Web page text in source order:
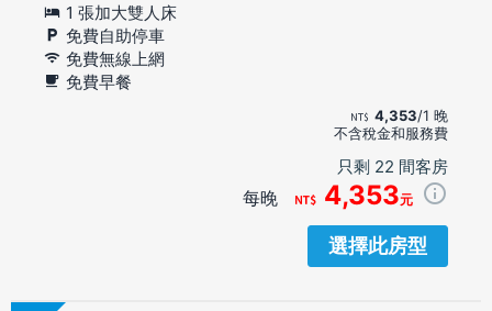
1 張加大雙人床
免費自助停車
免費無線上網
免費早餐
4,353/1 晚
不含稅金和服務費
只剩 22 間客房
每晚 4,353元
選擇此房型